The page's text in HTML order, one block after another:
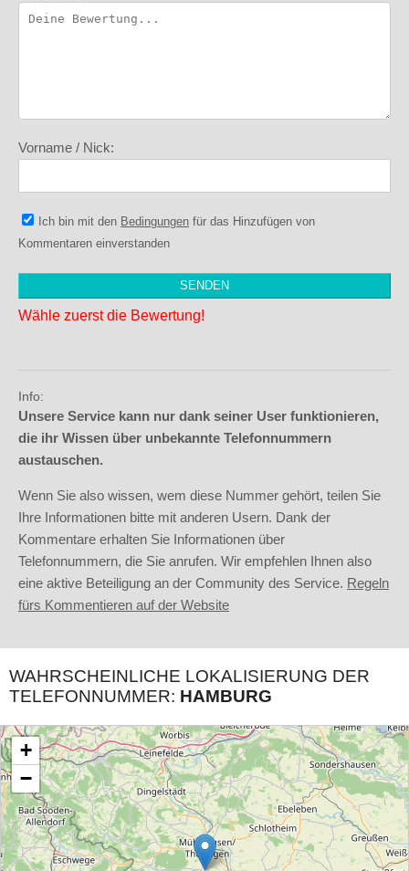
Vorname / Nick:
Ich bin mit den Bedingungen für das Hinzufügen von
Kommentaren einverstanden
Wähle zuerst die Bewertung!
Info:
Unsere Service kann nur dank seiner User funktionieren,
die ihr Wissen über unbekannte Telefonnummern
austauschen.
Wenn Sie also wissen, wem diese Nummer gehört, teilen Sie
Ihre Informationen bitte mit anderen Usern. Dank der
Kommentare erhalten Sie Informationen über
Telefonnummern, die Sie anrufen. Wir empfehlen Ihnen also
eine aktive Beteiligung an der Community des Service. Regeln
fürs Kommentieren auf der Website
WAHRSCHEINLICHE LOKALISIERUNG DER
TELEFONNUMMER: HAMBURG